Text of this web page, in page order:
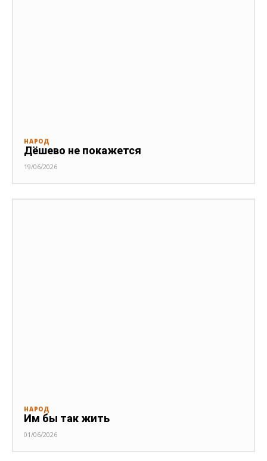
НАРОД
Дёшево не покажется
19/06/2026
НАРОД
Им бы так жить
01/06/2026